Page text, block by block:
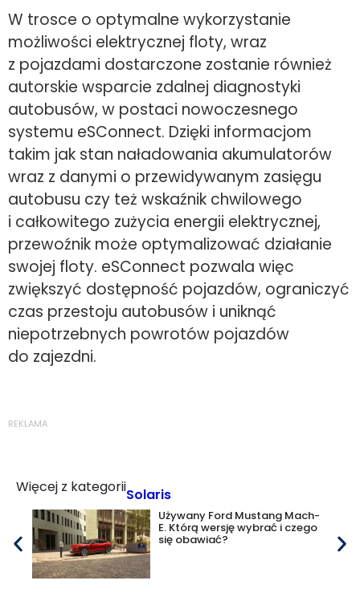
W trosce o optymalne wykorzystanie
możliwości elektrycznej floty, wraz
z pojazdami dostarczone zostanie również
autorskie wsparcie zdalnej diagnostyki
autobusów, w postaci nowoczesnego
systemu eSConnect. Dzięki informacjom
takim jak stan naładowania akumulatorów
wraz z danymi o przewidywanym zasięgu
autobusu czy też wskaźnik chwilowego
i całkowitego zużycia energii elektrycznej,
przewoźnik może optymalizować działanie
swojej floty. eSConnect pozwala więc
zwiększyć dostępność pojazdów, ograniczyć
czas przestoju autobusów i uniknąć
niepotrzebnych powrotów pojazdów
do zajezdni.
REKLAMA
Więcej z kategoriiSolaris
Używany Ford Mustang Mach-
E. Którą wersję wybrać i czego
się obawiać?